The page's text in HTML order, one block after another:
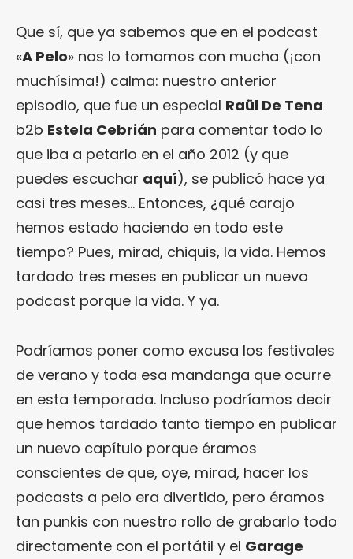
Que sí, que ya sabemos que en el podcast
«A Pelo» nos lo tomamos con mucha (¡con
muchísima!) calma: nuestro anterior
episodio, que fue un especial Raül De Tena
b2b Estela Cebrián para comentar todo lo
que iba a petarlo en el año 2012 (y que
puedes escuchar aquí), se publicó hace ya
casi tres meses… Entonces, ¿qué carajo
hemos estado haciendo en todo este
tiempo? Pues, mirad, chiquis, la vida. Hemos
tardado tres meses en publicar un nuevo
podcast porque la vida. Y ya.
Podríamos poner como excusa los festivales
de verano y toda esa mandanga que ocurre
en esta temporada. Incluso podríamos decir
que hemos tardado tanto tiempo en publicar
un nuevo capítulo porque éramos
conscientes de que, oye, mirad, hacer los
podcasts a pelo era divertido, pero éramos
tan punkis con nuestro rollo de grabarlo todo
directamente con el portátil y el Garage